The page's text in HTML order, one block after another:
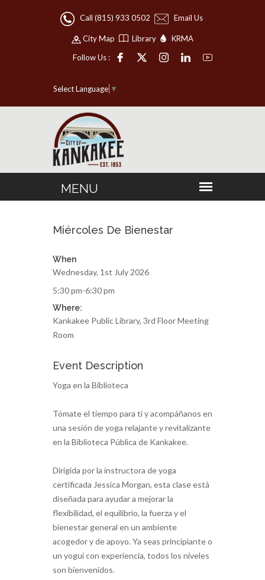
Call (815) 933 0502 Email Us
City Map Library
KRMA
Follow Us :
Select Language ▼
Miércoles De Bienestar
When
Wednesday, 1st July 2026
5:30 pm-6:30 pm
Where:
Kankakee Public Library, 3rd Floor Meeting
Room
Event Description
Yoga en la Biblioteca
Tómate el tiempo para ti y acompáñanos en
una sesión de yoga relajante y revitalizante
en la Biblioteca Pública de Kankakee.
Dirigida por la instructora de yoga
certificada Jessica Morgan, esta clase está
diseñada para ayudar a mejorar la
flexibilidad, el equilibrio, la fuerza y el
bienestar general en un ambiente
acogedor y de apoyo. Ya seas principiante o
un yogui con experiencia, todos los niveles
son bienvenidos.